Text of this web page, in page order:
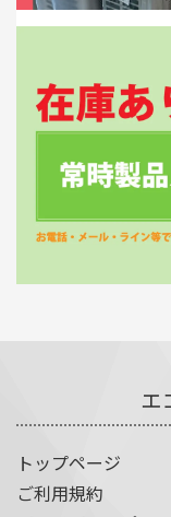
エ
トップページ
ご利用規約